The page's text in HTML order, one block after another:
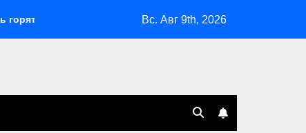
«Яблоко» выбрало Зеленский провёл в
Вс. Авг 9th, 2026